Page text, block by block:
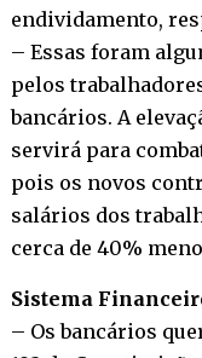
endividamento,
– Essas foram
pelos
bancários. A
servirá para
pois os novos
salários dos
cerca de 40%
Sistema
– Os bancários